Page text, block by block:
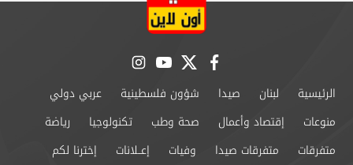
facebook
twitter
youtube
instagram
الرئيسية لبنان صيدا شؤون فلسطينية
عربي دولي
منوعات
إقتصاد وأعمال صحة وطب تكنولوجيا
رياضة
متفرقات
متفرقات صيدا وفيات إعــلانات إخترنا لكم